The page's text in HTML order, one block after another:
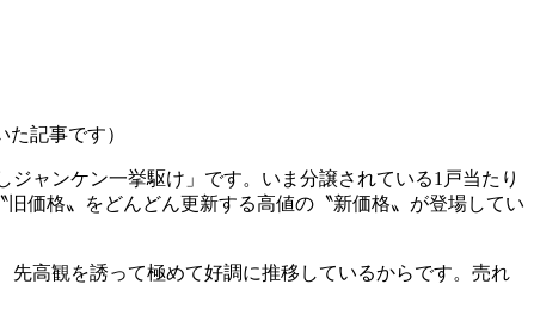
記事です）
ャンケン一挙駆け」です。いま分譲されている1戸当たり
価格〟をどんどん更新する高値の〝新価格〟が登場してい
高観を誘って極めて好調に推移しているからです。売れ